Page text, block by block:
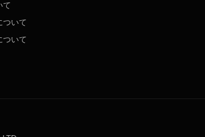
て
ついて
ついて